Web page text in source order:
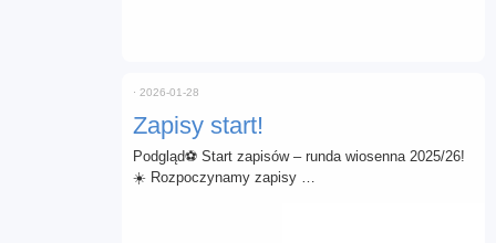
Zapisy start!
⋅ 2026-01-28
Podgląd⚽ Start zapisów – runda wiosenna 2025/26!
☀️ Rozpoczynamy zapisy …